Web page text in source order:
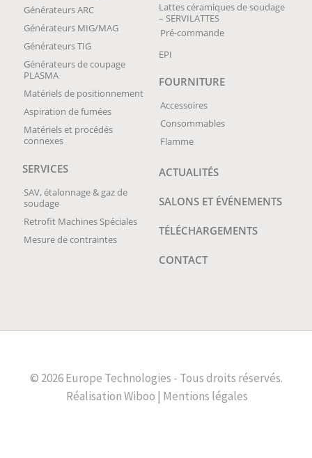
Générateurs ARC
Générateurs MIG/MAG
Générateurs TIG
Générateurs de coupage
PLASMA
Matériels de positionnement
Aspiration de fumées
Matériels et procédés
connexes
Lattes céramiques de soudage
– SERVILATTES
Pré-commande
EPI
FOURNITURE
Accessoires
Consommables
Flamme
SERVICES
SAV, étalonnage & gaz de
soudage
Retrofit Machines Spéciales
Mesure de contraintes
ACTUALITÉS
SALONS ET ÉVÉNEMENTS
TÉLÉCHARGEMENTS
CONTACT
© 2026 Europe Technologies - Tous droits réservés.
RéalisationWiboo | Mentions légales